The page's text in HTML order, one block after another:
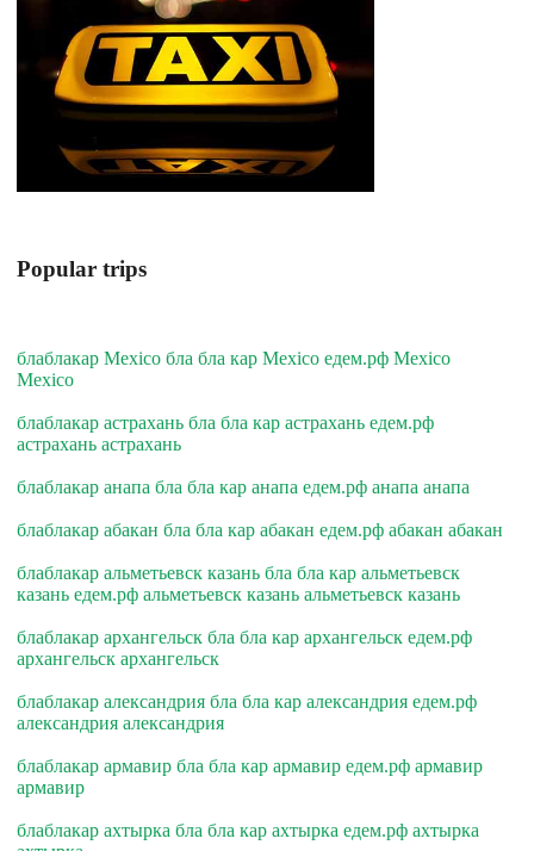
Popular trips
блаблакар Mexico бла бла кар Mexico едем.рф Mexico
Mexico
блаблакар астрахань бла бла кар астрахань едем.рф
астрахань астрахань
блаблакар анапа бла бла кар анапа едем.рф анапа анапа
блаблакар абакан бла бла кар абакан едем.рф абакан абакан
блаблакар альметьевск казань бла бла кар альметьевск
казань едем.рф альметьевск казань альметьевск казань
блаблакар архангельск бла бла кар архангельск едем.рф
архангельск архангельск
блаблакар александрия бла бла кар александрия едем.рф
александрия александрия
блаблакар армавир бла бла кар армавир едем.рф армавир
армавир
блаблакар ахтырка бла бла кар ахтырка едем.рф ахтырка